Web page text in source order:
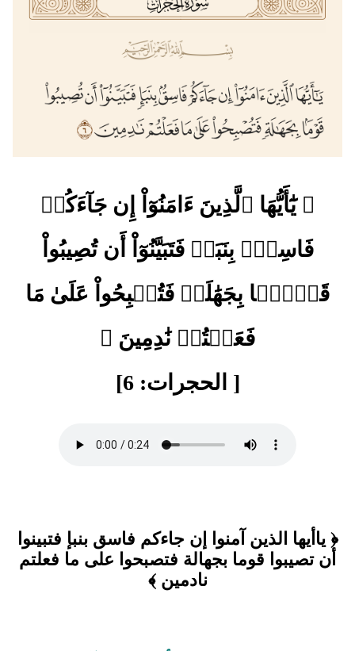
﴿ يَٰٓأَيُّهَا ٱلَّذِينَ ءَامَنُوٓاْ إِن جَآءَكُمۡ
فَاسِقُۢ بِنَبَإٖ فَتَبَيَّنُوٓاْ أَن تُصِيبُواْ
قَوۡمَۢا بِجَهَٰلَةٖ فَتُصۡبِحُواْ عَلَىٰ مَا
فَعَلۡتُمۡ نَٰدِمِينَ ﴾
[ الحجرات: 6]
﴿ ياأيها الذين آمنوا إن جاءكم فاسق بنبإ فتبينوا
أن تصيبوا قوما بجهالة فتصبحوا على ما فعلتم
نادمين ﴾